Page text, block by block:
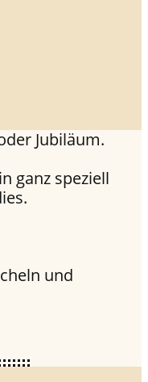
Jubiläum.
ganz speziell
und